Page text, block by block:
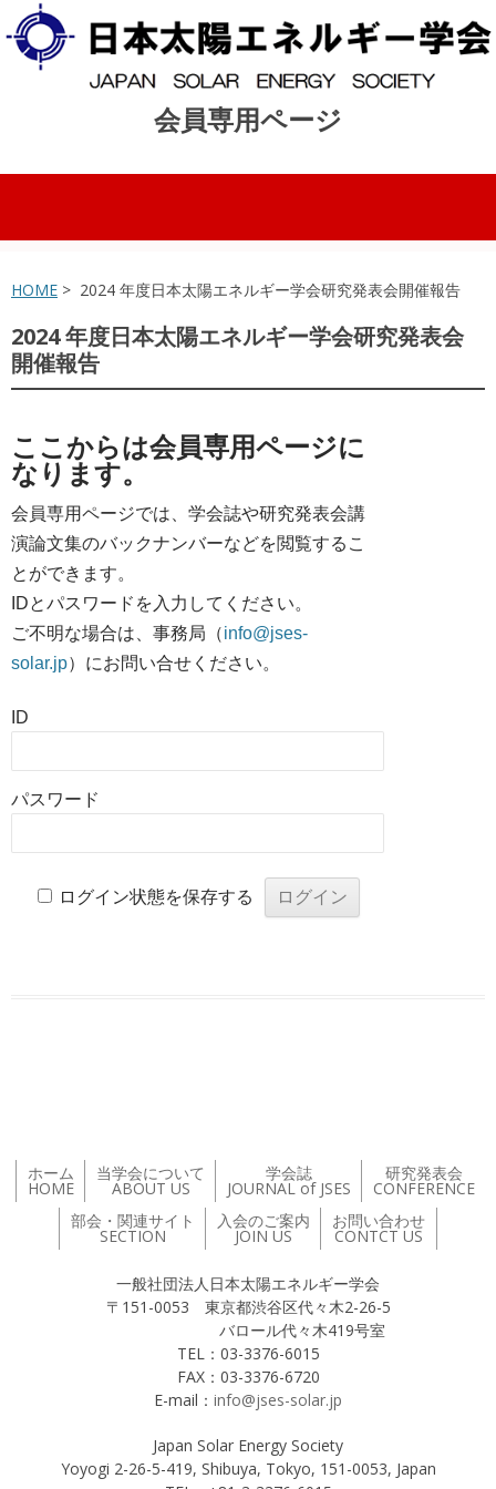
会員専用ページ
コンテンツへスキップ
HOME > 2024 年度日本太陽エネルギー学会研究発表会開催報告
2024 年度日本太陽エネルギー学会研究発表会
開催報告
ここからは会員専用ページに
なります。
会員専用ページでは、学会誌や研究発表会講
演論文集のバックナンバーなどを閲覧するこ
とができます。
IDとパスワードを入力してください。
ご不明な場合は、事務局（info@jses-
solar.jp）にお問い合せください。
ID
パスワード
ログイン状態を保存する
ホーム
HOME
当学会について
ABOUT US
学会誌
JOURNAL of JSES
研究発表会
CONFERENCE
部会・関連サイト
SECTION
入会のご案内
JOIN US
お問い合わせ
CONTCT US
一般社団法人日本太陽エネルギー学会
〒151-0053 東京都渋谷区代々木2-26-5
バロール代々木419号室
TEL：03-3376-6015
FAX：03-3376-6720
E-mail： info@jses-solar.jp
Japan Solar Energy Society
Yoyogi 2-26-5-419, Shibuya, Tokyo, 151-0053, Japan